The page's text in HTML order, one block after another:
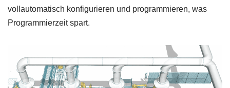
vollautomatisch konfigurieren und programmieren, was
Programmierzeit spart.